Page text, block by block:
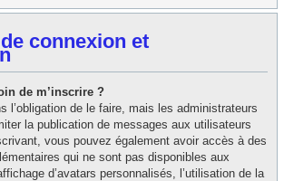
connexion et
de m’inscrire ?
l’obligation de le faire, mais les administrateurs
la publication de messages aux utilisateurs
vous pouvez également avoir accès à des
qui ne sont pas disponibles aux
d’avatars personnalisés, l’utilisation de la